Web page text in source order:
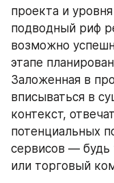
проекта и
подводный риф
возможно
этапе
Заложенная в
вписываться в
контекст,
потенциальных
сервисов — будь
или торговый